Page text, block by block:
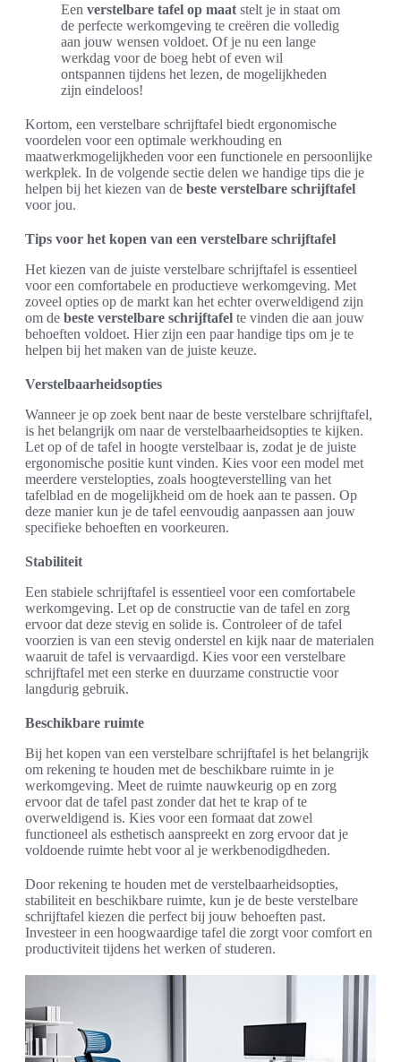
Een verstelbare tafel op maat stelt je in staat om
de perfecte werkomgeving te creëren die volledig
aan jouw wensen voldoet. Of je nu een lange
werkdag voor de boeg hebt of even wil
ontspannen tijdens het lezen, de mogelijkheden
zijn eindeloos!
Kortom, een verstelbare schrijftafel biedt ergonomische
voordelen voor een optimale werkhouding en
maatwerkmogelijkheden voor een functionele en persoonlijke
werkplek. In de volgende sectie delen we handige tips die je
helpen bij het kiezen van de beste verstelbare schrijftafel
voor jou.
Tips voor het kopen van een verstelbare schrijftafel
Het kiezen van de juiste verstelbare schrijftafel is essentieel
voor een comfortabele en productieve werkomgeving. Met
zoveel opties op de markt kan het echter overweldigend zijn
om de beste verstelbare schrijftafel te vinden die aan jouw
behoeften voldoet. Hier zijn een paar handige tips om je te
helpen bij het maken van de juiste keuze.
Verstelbaarheidsopties
Wanneer je op zoek bent naar de beste verstelbare schrijftafel,
is het belangrijk om naar de verstelbaarheidsopties te kijken.
Let op of de tafel in hoogte verstelbaar is, zodat je de juiste
ergonomische positie kunt vinden. Kies voor een model met
meerdere verstelopties, zoals hoogteverstelling van het
tafelblad en de mogelijkheid om de hoek aan te passen. Op
deze manier kun je de tafel eenvoudig aanpassen aan jouw
specifieke behoeften en voorkeuren.
Stabiliteit
Een stabiele schrijftafel is essentieel voor een comfortabele
werkomgeving. Let op de constructie van de tafel en zorg
ervoor dat deze stevig en solide is. Controleer of de tafel
voorzien is van een stevig onderstel en kijk naar de materialen
waaruit de tafel is vervaardigd. Kies voor een verstelbare
schrijftafel met een sterke en duurzame constructie voor
langdurig gebruik.
Beschikbare ruimte
Bij het kopen van een verstelbare schrijftafel is het belangrijk
om rekening te houden met de beschikbare ruimte in je
werkomgeving. Meet de ruimte nauwkeurig op en zorg
ervoor dat de tafel past zonder dat het te krap of te
overweldigend is. Kies voor een formaat dat zowel
functioneel als esthetisch aanspreekt en zorg ervoor dat je
voldoende ruimte hebt voor al je werkbenodigdheden.
Door rekening te houden met de verstelbaarheidsopties,
stabiliteit en beschikbare ruimte, kun je de beste verstelbare
schrijftafel kiezen die perfect bij jouw behoeften past.
Investeer in een hoogwaardige tafel die zorgt voor comfort en
productiviteit tijdens het werken of studeren.